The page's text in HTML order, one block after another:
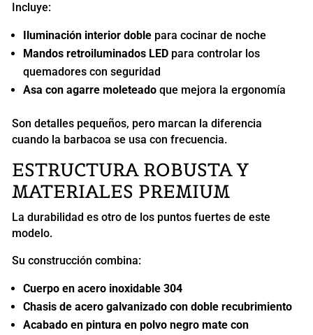
Incluye:
Iluminación interior doblepara cocinar de noche
Mandos retroiluminados LEDpara controlar los
quemadores con seguridad
Asa con agarre moleteadoque mejora la ergonomía
Son detalles pequeños, pero marcan la diferencia
cuando la barbacoa se usa con frecuencia.
ESTRUCTURA ROBUSTA Y
MATERIALES PREMIUM
La durabilidad es otro de los puntos fuertes de este
modelo.
Su construcción combina:
Cuerpo en acero inoxidable 304
Chasis de acero galvanizado con doble recubrimiento
Acabado en pintura en polvo negro mate con